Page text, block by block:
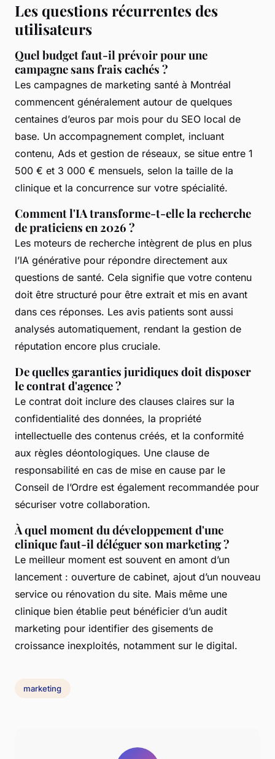
Les questions récurrentes des
utilisateurs
Quel budget faut-il prévoir pour une
campagne sans frais cachés ?
Les campagnes de marketing santé à Montréal
commencent généralement autour de quelques
centaines d’euros par mois pour du SEO local de
base. Un accompagnement complet, incluant
contenu, Ads et gestion de réseaux, se situe entre 1
500 € et 3 000 € mensuels, selon la taille de la
clinique et la concurrence sur votre spécialité.
Comment l'IA transforme-t-elle la recherche
de praticiens en 2026 ?
Les moteurs de recherche intègrent de plus en plus
l’IA générative pour répondre directement aux
questions de santé. Cela signifie que votre contenu
doit être structuré pour être extrait et mis en avant
dans ces réponses. Les avis patients sont aussi
analysés automatiquement, rendant la gestion de
réputation encore plus cruciale.
De quelles garanties juridiques doit disposer
le contrat d'agence ?
Le contrat doit inclure des clauses claires sur la
confidentialité des données, la propriété
intellectuelle des contenus créés, et la conformité
aux règles déontologiques. Une clause de
responsabilité en cas de mise en cause par le
Conseil de l’Ordre est également recommandée pour
sécuriser votre collaboration.
À quel moment du développement d'une
clinique faut-il déléguer son marketing ?
Le meilleur moment est souvent en amont d’un
lancement : ouverture de cabinet, ajout d’un nouveau
service ou rénovation du site. Mais même une
clinique bien établie peut bénéficier d’un audit
marketing pour identifier des gisements de
croissance inexploités, notamment sur le digital.
marketing